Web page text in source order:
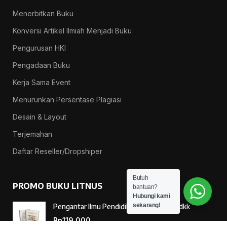
Menerbitkan Buku
Konversi Artikel Ilmiah Menjadi Buku
Pengurusan HKI
Pengadaan Buku
Kerja Sama Event
Menurunkan Persentase Plagiasi
Desain & Layout
Terjemahan
Daftar Reseller/Dropshiper
PROMO BUKU LITNUS
Pengantar Ilmu Pendidikan — Suprapno dkk
Rp119.000
Butuh
bantuan?
Hubungi kami
sekarang!